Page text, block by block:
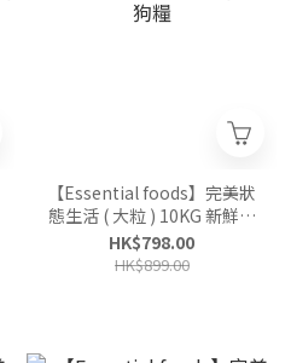
【Essential foods】完美狀
態生活 ( 大粒 ) 10KG 新鮮羊
肉鹿肉無穀物全天然|成年狗
糧
HK$798.00
HK$899.00